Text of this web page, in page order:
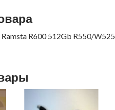
Ramsta R600 512Gb R550/W525